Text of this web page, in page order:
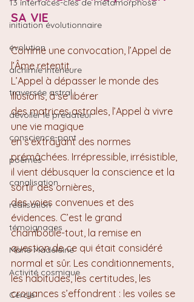
13 interfaces-clés de métamorphose
initiation évolutionnaire
évolution
alchimie intérieure
traversée astral
dévoiler le prédateur
conscience-pont
poèmes
canalisation
réalisation
témoignages
Marie Madeleine
Activité cosmique
Cercle
SA VIE
Comme une convocation, l’Appel de
l’Âme retentit.
L’Appel à dépasser le monde des
illusions, à se libérer
des matrices astrales, l’Appel à vivre
une vie magique
en s’extrayant des normes
prémâchées. Irrépressible, irrésistible,
il vient débusquer la conscience et la
sortir des ornières,
des voies convenues et des
évidences. C’est le grand
chamboule-tout, la remise en
question de ce qui était considéré
normal et sûr. Les conditionnements,
les habitudes, les certitudes, les
croyances s’effondrent : les voiles se